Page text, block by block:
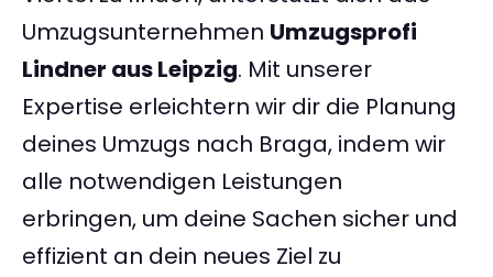
Umzugsunternehmen Umzugsprofi
Lindner aus Leipzig. Mit unserer
Expertise erleichtern wir dir die Planung
deines Umzugs nach Braga, indem wir
alle notwendigen Leistungen
erbringen, um deine Sachen sicher und
effizient an dein neues Ziel zu